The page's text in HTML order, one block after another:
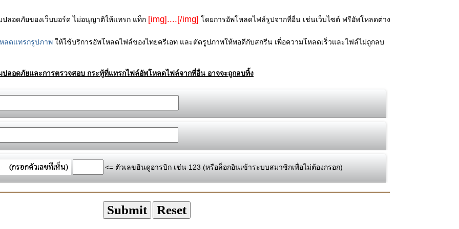
ปลอดภัยของเว็บบอร์ด ไม่อนุญาติให้แทรก แท็ก [img]....[/img] โดยการอัพโหลดไฟล์รูปจากที่อื่น เช่นเว็บไซต์ ฟรีอัพโหลดต่าง
ลดแทรกรูปภาพ ให้ใช้บริการอัพโหลดไฟล์ของไทยครีเอท และตัดรูปภาพให้พอดีกับสกรีน เพื่อความโหลดเร็วและไฟล์ไม่ถูกลบ
ปลอดภัยและการตรวจสอบ กระทู้ที่แทรกไฟล์อัพโหลดไฟล์จากที่อื่น อาจจะถูกลบทิ้ง
<= ตัวเลขฮินดูอารบิก เช่น 123 (หรือล็อกอินเข้าระบบสมาชิกเพื่อไม่ต้องกรอก)